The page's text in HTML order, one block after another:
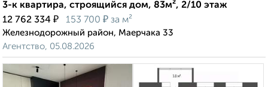
3-к квартира, строящийся дом, 83м², 2/10 этаж
12 762 334 ₽ 153 700 ₽ за м²
Железнодорожный район, Маерчака 33
Агентство, 05.08.2026